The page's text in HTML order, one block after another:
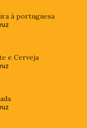
à portuguesa
e Cerveja